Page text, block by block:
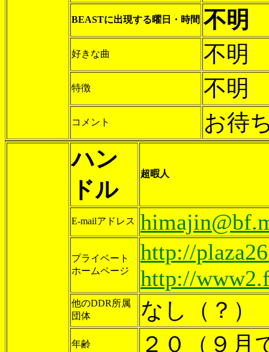
BEASTに出現する曜日・時間 不明
好きな曲 不明
特徴 不明
コメント
お待
ハン
ドル
超暇人
E-mailアドレス
プライベート
ホームページ
http://
http://
他のDDR所属
団体
なし（？）
年齢 ２０（９月